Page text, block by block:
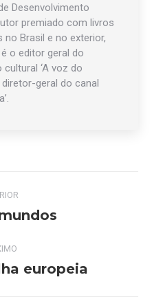
Desenvolvimento
premiado com livros
no Brasil e no exterior,
o editor geral do
cultural ‘A voz do
diretor-geral do canal
Próximoeuropeia